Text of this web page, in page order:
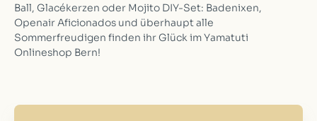
Ball, Glacékerzen oder Mojito DIY-Set: Badenixen,
Openair Aficionados und überhaupt alle
Sommerfreudigen finden ihr Glück im Yamatuti
Onlineshop Bern!